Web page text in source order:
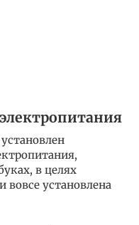
в целях
вовсе установлена